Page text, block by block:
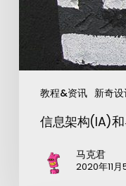
教程&资讯 新奇
信息架构(IA)
马克君
2020年11月